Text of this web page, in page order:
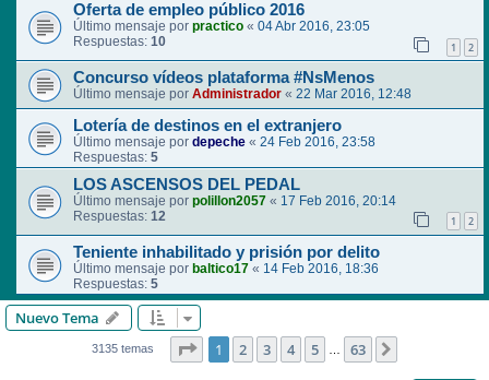
Oferta de empleo público 2016
Último mensaje por practico « 04 Abr 2016, 23:05
Respuestas: 10 1 2
Concurso vídeos plataforma #NsMenos
Último mensaje por Administrador « 22 Mar 2016, 12:48
Lotería de destinos en el extranjero
Último mensaje por depeche « 24 Feb 2016, 23:58
Respuestas: 5
LOS ASCENSOS DEL PEDAL
Último mensaje por polillon2057 « 17 Feb 2016, 20:14
Respuestas: 12 1 2
Teniente inhabilitado y prisión por delito
Último mensaje por baltico17 « 14 Feb 2016, 18:36
Respuestas: 5
Nuevo Tema
3135 temas Página de 63
1 2 3 4 5 63